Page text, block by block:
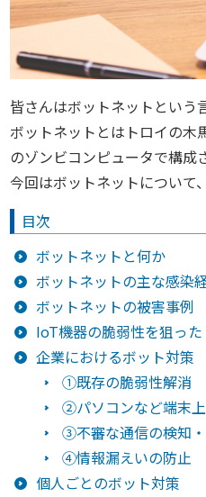
皆さんはボットネットという
ボットネットとはトロイの木
のゾンビコンピュータで構成
今回はボットネットについて
目次
ボットネットと何か
ボットネットの主な感染
ボットネットの被害事例
IoT機器の脆弱性を狙っ
企業におけるボット対策
①既存の脆弱性解消
②パソコンなど端末
③不審な通信の検知
④情報漏えいの防止
個人ごとのボット対策